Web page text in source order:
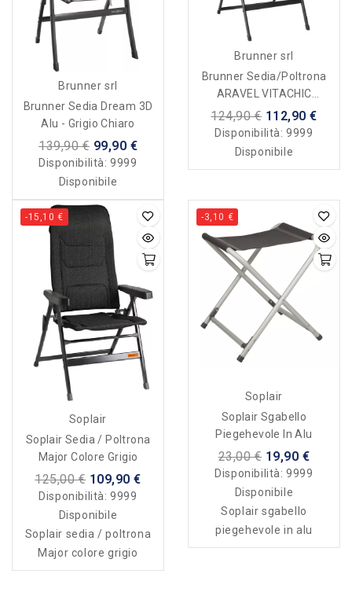
Brunner srl
Brunner Sedia Dream 3D
Alu - Grigio Chiaro
139,90 € 99,90 €
Disponibilità:9999
Disponibile
Brunner srl
Brunner Sedia/poltrona
ARAVEL VITACHIC
SALT&PEPPER - Tg.
Medium
124,90 € 112,90 €
Disponibilità:9999
Disponibile
-15,10 €
Soplair
Soplair Sedia / Poltrona
Major Colore Grigio
125,00 € 109,90 €
Disponibilità:9999
Disponibile
Soplair sedia / poltrona
Major colore grigio
-3,10 €
Soplair
Soplair Sgabello
Piegehevole In Alu
23,00 € 19,90 €
Disponibilità:9999
Disponibile
Soplair sgabello
piegehevole in alu